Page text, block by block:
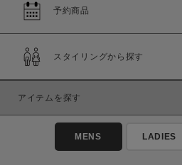
予約商品
スタイリングから探す
アイテムを探す
MENS LADIES